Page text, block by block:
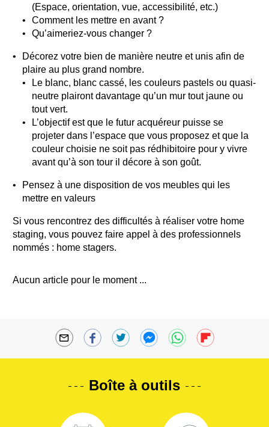
(Espace, orientation, vue, accessibilité, etc.)
Comment les mettre en avant ?
Qu’aimeriez-vous changer ?
Décorez votre bien de manière neutre et unis afin de
plaire au plus grand nombre.
Le blanc, blanc cassé, les couleurs pastels ou quasi-
neutre plairont davantage qu’un mur tout jaune ou
tout vert.
L’objectif est que le futur acquéreur puisse se
projeter dans l’espace que vous proposez et que la
couleur choisie ne soit pas rédhibitoire pour y vivre
avant qu’à son tour il décore à son goût.
Pensez à une disposition de vos meubles qui les
mettre en valeurs
Si vous rencontrez des difficultés à réaliser votre home
staging, vous pouvez faire appel à des professionnels
nommés : home stagers.
Aucun article pour le moment ...
Boîte à outils